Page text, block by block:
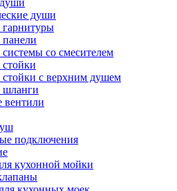
души
со смесителем
с верхним душем
вентили
подключения
кухонной мойки